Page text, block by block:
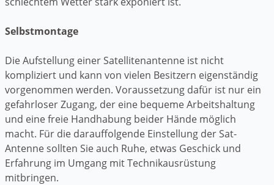
Selbstmontage
Die Aufstellung einer Satellitenantenne ist nicht
kompliziert und kann von vielen Besitzern eigenständig
vorgenommen werden. Voraussetzung dafür ist nur ein
gefahrloser Zugang, der eine bequeme Arbeitshaltung
und eine freie Handhabung beider Hände möglich
macht. Für die darauffolgende Einstellung der Sat-
Antenne sollten Sie auch Ruhe, etwas Geschick und
Erfahrung im Umgang mit Technikausrüstung
mitbringen.